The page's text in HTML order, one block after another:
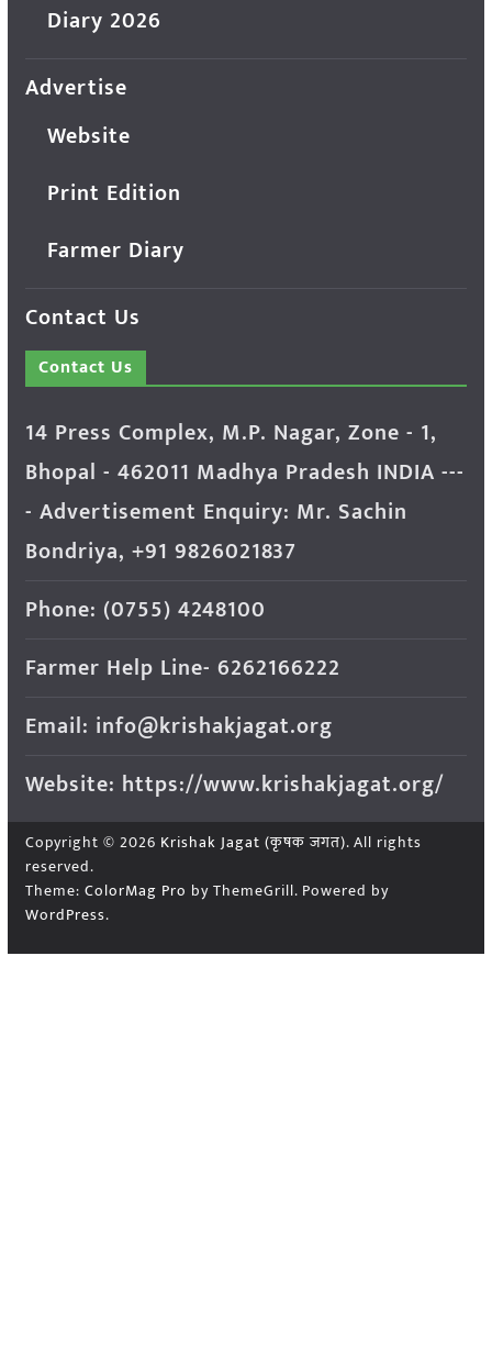
Diary 2026
Advertise
Website
Print Edition
Farmer Diary
Contact Us
Contact Us
14 Press Complex, M.P. Nagar, Zone - 1,
Bhopal - 462011 Madhya Pradesh INDIA ---
- Advertisement Enquiry: Mr. Sachin
Bondriya, +91 9826021837
Phone: (0755) 4248100
Farmer Help Line- 6262166222
Email: info@krishakjagat.org
Website: https://www.krishakjagat.org/
Copyright © 2026 Krishak Jagat (कृषक जगत). All rights
reserved.
Theme: ColorMag Pro by ThemeGrill. Powered by
WordPress.